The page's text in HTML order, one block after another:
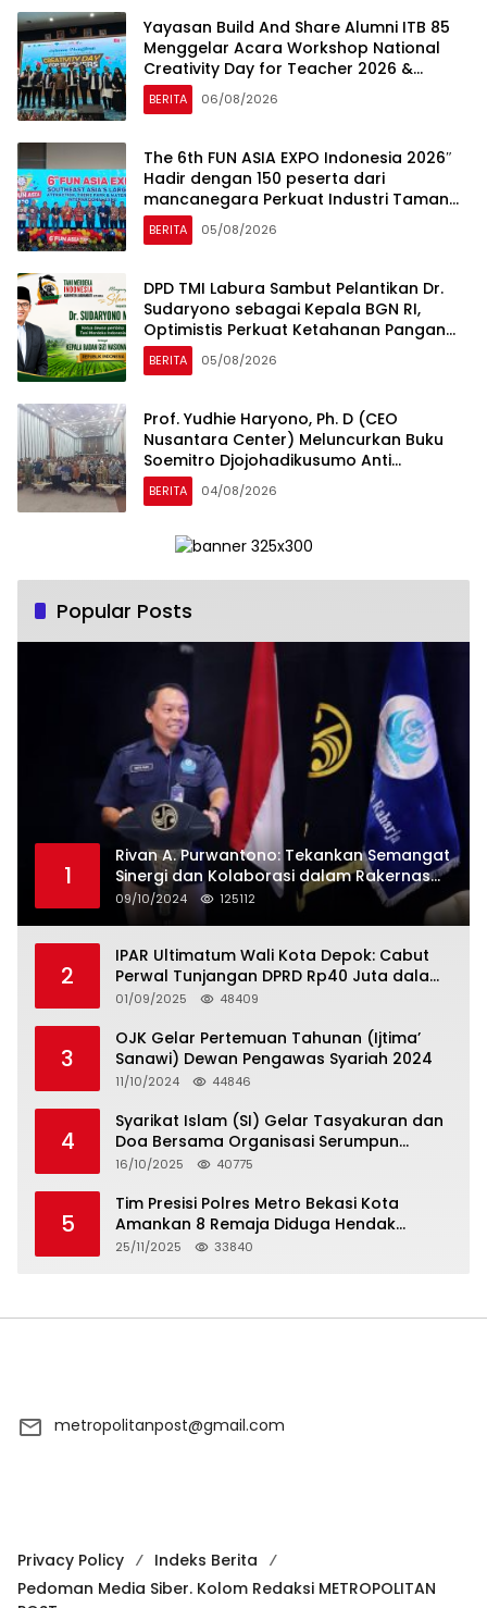
Yayasan Build And Share Alumni ITB 85
Menggelar Acara Workshop National
Creativity Day for Teacher 2026 &
Dibuka Resmi Pramono Anung (Gubernur
DKI Jakarta)
BERITA 06/08/2026
The 6th FUN ASIA EXPO Indonesia 2026″
Hadir dengan 150 peserta dari
mancanegara Perkuat Industri Taman
Rekreasi dan Ekosistem Pariwisata di
Tanah Air
BERITA 05/08/2026
DPD TMI Labura Sambut Pelantikan Dr.
Sudaryono sebagai Kepala BGN RI,
Optimistis Perkuat Ketahanan Pangan
dan Gizi Nasional
BERITA 05/08/2026
Prof. Yudhie Haryono, Ph. D (CEO
Nusantara Center) Meluncurkan Buku
Soemitro Djojohadikusumo Anti
Penjajahan yang dirangkaikan dengan
Simposium Nasional bertema “Urgensi
Nasional dan Kesejahteraan Sosial
Emas 2045”
BERITA 04/08/2026
Popular Posts
1
Rivan A. Purwantono: Tekankan Semangat
Sinergi dan Kolaborasi dalam Rakernas
Serikat Pekerja Jasa Raharja
09/10/2024 125112
2
IPAR Ultimatum Wali Kota Depok: Cabut
Perwal Tunjangan DPRD Rp40 Juta dalam
5 Hari atau Hadapi Aksi Rakyat
01/09/2025 48409
3
OJK Gelar Pertemuan Tahunan (Ijtima’
Sanawi) Dewan Pengawas Syariah 2024
11/10/2024 44846
4
Syarikat Islam (SI) Gelar Tasyakuran dan
Doa Bersama Organisasi Serumpun
Syarikat Islam Doa
16/10/2025 40775
5
Tim Presisi Polres Metro Bekasi Kota
Amankan 8 Remaja Diduga Hendak
Tawuran
25/11/2025 33840
metropolitanpost@gmail.com
Privacy Policy
Indeks Berita
Pedoman Media Siber. Kolom Redaksi METROPOLITAN